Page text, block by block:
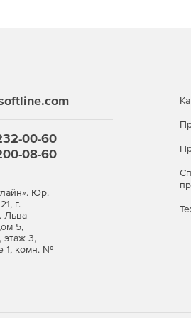
времени, когда изменение
позволяют InterBase
поддержка. Работает
подключение к разнородным
поддержка. InterBase
с IDE RAD Studio.
00-60
08-60
Юр.
г.
Льва
5,
этаж 3,
1, комн. №